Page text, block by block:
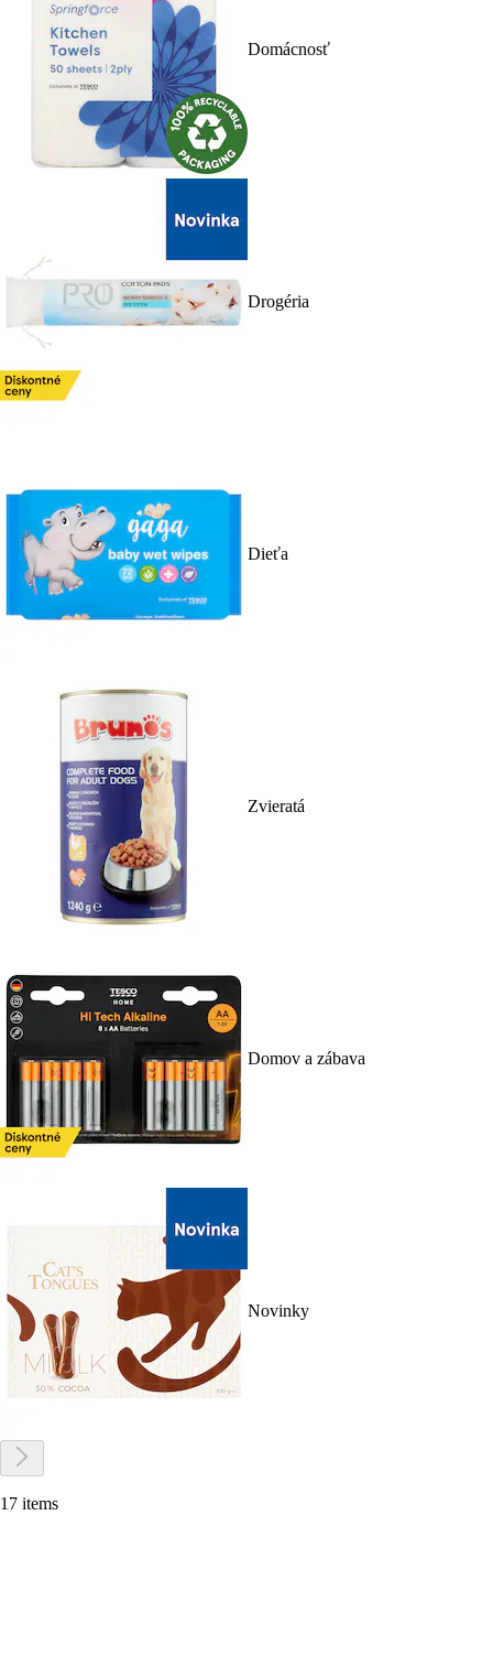
Domácnosť
Drogéria
Dieťa
Zvieratá
Domov a zábava
Novinky
17 items